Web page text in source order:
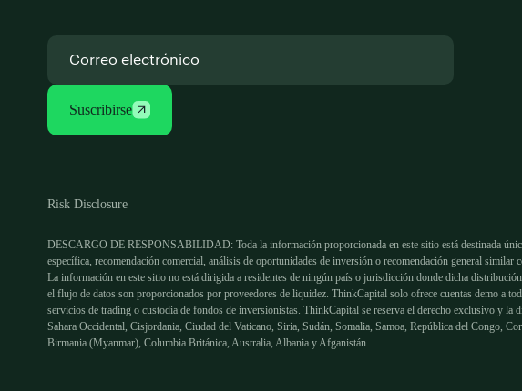
Suscribirse
Risk Disclosure
DESCARGO DE RESPONSABILIDAD: Toda la información proporcionada en este sitio está destinada
específica, recomendación comercial, análisis de oportunidades de inversión o recomendación general
La información en este sitio no está dirigida a residentes de ningún país o jurisdicción donde dicha
el flujo de datos son proporcionados por proveedores de liquidez. ThinkCapital solo ofrece cuentas demo a
servicios de trading o custodia de fondos de inversionistas. ThinkCapital se reserva el derecho exclusivo y
Sahara Occidental, Cisjordania, Ciudad del Vaticano, Siria, Sudán, Somalia, Samoa, República del
Birmania (Myanmar), Columbia Británica, Australia, Albania y Afganistán.